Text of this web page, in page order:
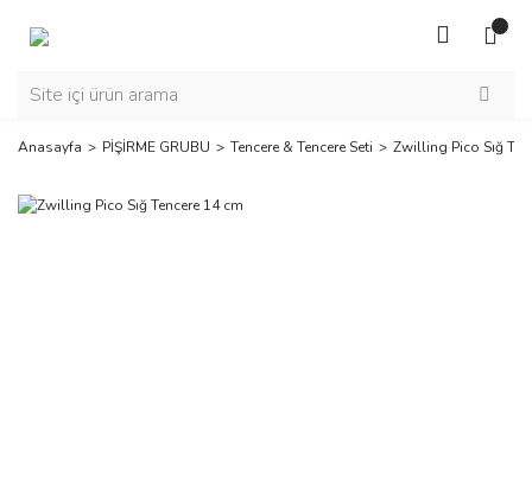
Anasayfa PİŞİRME GRUBU Tencere & Tencere Seti Zwilling Pico Sığ